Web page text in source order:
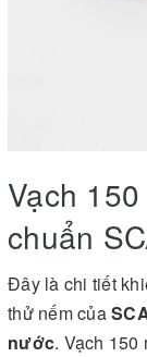
Vạch
chuẩn
Đây là chi tiết
thử nếm của
nước. Vạch 150